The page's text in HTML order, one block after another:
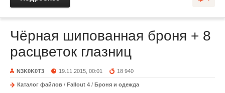
Чёрная шипованная броня + 8
расцветок глазниц
N3K0K0T3 19.11.2015, 00:01 18 940
Каталог файлов / Fallout 4 / Броня и одежда